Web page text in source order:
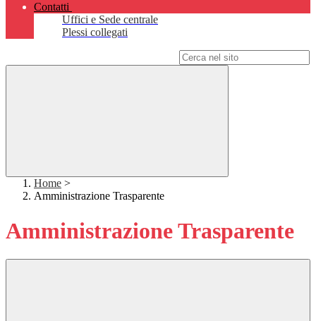
Contatti
Uffici e Sede centrale
Plessi collegati
Home >
Amministrazione Trasparente
Amministrazione Trasparente